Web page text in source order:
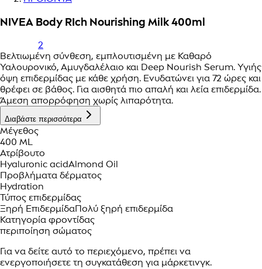
NIVEA Body RIch Nourishing Milk 400ml
2
Βελτιωμένη σύνθεση, εμπλουτισμένη με Καθαρό
Υαλουρονικό, Αμυγδαλέλαιο και Deep Nourish Serum. Υγιής
όψη επιδερμίδας με κάθε χρήση. Ενυδατώνει για 72 ώρες και
θρέφει σε βάθος. Για αισθητά πιο απαλή και λεία επιδερμίδα.
Άμεση απορρόφηση χωρίς λιπαρότητα.
Διαβάστε περισσότερα
Μέγεθος
400 ML
Ατρίβουτο
Hyaluronic acidAlmond Oil
Προβλήματα δέρματος
Hydration
Τύπος επιδερμίδας
Ξηρή ΕπιδερμίδαΠολύ ξηρή επιδερμίδα
Κατηγορία φροντίδας
περιποίηση σώματος
Για να δείτε αυτό το περιεχόμενο, πρέπει να
ενεργοποιήσετε τη συγκατάθεση για μάρκετινγκ.